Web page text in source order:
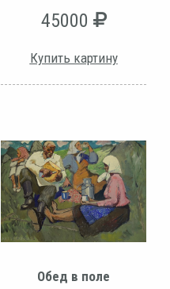
45000
Купить картину
Обед в поле